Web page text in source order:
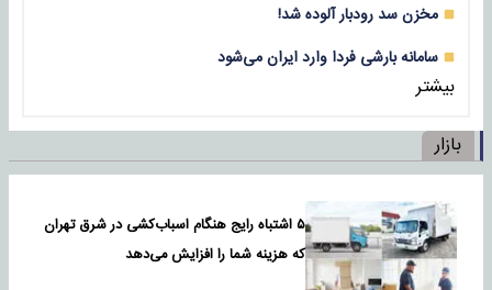
مخزن سد رودبار آلوده شد!
سامانه بارشی فردا وارد ایران می‌شود
بیشتر
بازار
۵ اشتباه رایج هنگام اسباب‌کشی در شرق تهران
که هزینه شما را افزایش می‌دهد